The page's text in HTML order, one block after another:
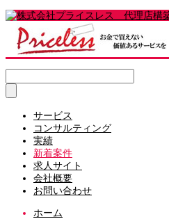
サービス
コンサルティング
実績
新着案件
求人サイト
会社概要
お問い合わせ
ホーム